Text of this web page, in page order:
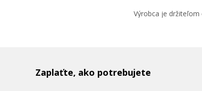
Výrobca je držiteľom
Zaplaťte, ako potrebujete